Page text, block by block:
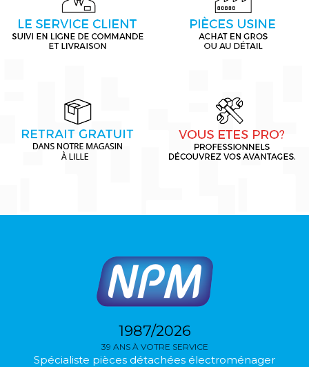
1987/2026
39 ANS À VOTRE SERVICE
Spécialiste pièces détachées électroménager